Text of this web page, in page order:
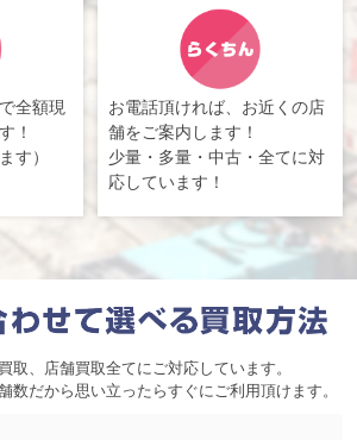
全額現
！
す）
お電話頂ければ、お近くの店
舗をご案内します！
少量・多量・中古・全てに対
応しています！
取、店舗買取全てにご対応しています。
数だから思い立ったらすぐにご利用頂けます。